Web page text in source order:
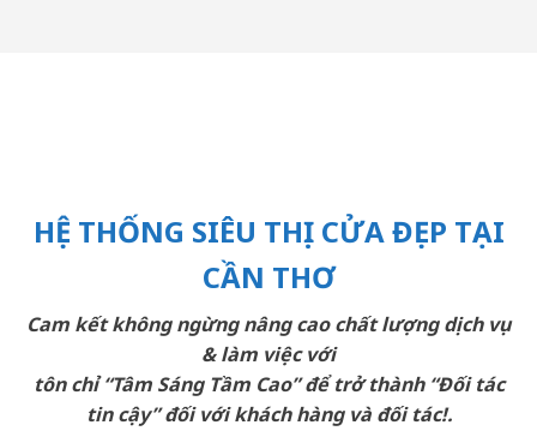
HỆ THỐNG SIÊU THỊ CỬA ĐẸP TẠI
CẦN THƠ
Cam kết không ngừng nâng cao chất lượng dịch vụ
& làm việc với
tôn chỉ “Tâm Sáng Tầm Cao” để trở thành “Đối tác
tin cậy” đối với khách hàng và đối tác!.